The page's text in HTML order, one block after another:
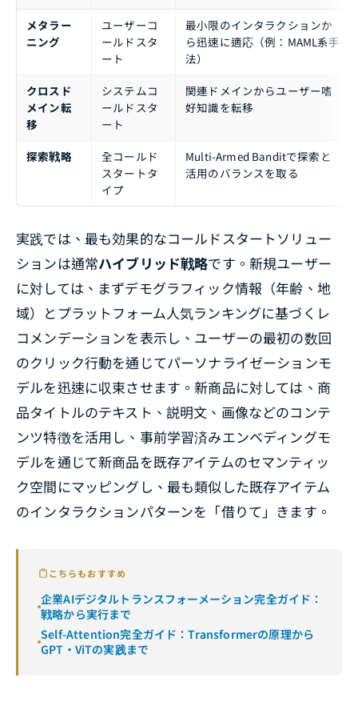
メタラー
ニング
ユーザーコ
ールドスタ
ート
最小限のインタラクションか
ら迅速に適応（例：MAML系手
法）
クロスド
メイン転
移
システムコ
ールドスタ
ート
関連ドメインからユーザー嗜
好知識を転移
探索戦略
全コールド
スタートタ
イプ
Multi-Armed Banditで探索と
活用のバランスを取る
実践では、最も効果的なコールドスタートソリュー
ションは通常ハイブリッド戦略です。新規ユーザー
に対しては、まずデモグラフィック情報（年齢、地
域）とプラットフォーム人気ランキングに基づくレ
コメンデーションを表示し、ユーザーの最初の数回
のクリック行動を通じてパーソナライゼーションモ
デルを迅速に収束させます。新商品に対しては、商
品タイトルのテキスト、説明文、画像などのコンテ
ンツ特徴を活用し、事前学習済みエンベディングモ
デルを通じて新商品を既存アイテムのセマンティッ
ク空間にマッピングし、最も類似した既存アイテム
のインタラクションパターンを「借りて」きます。
こちらもおすすめ
企業AIデジタルトランスフォーメーション完全ガイド：
戦略から実行まで
Self-Attention完全ガイド：Transformerの原理から
GPT・ViTの実践まで